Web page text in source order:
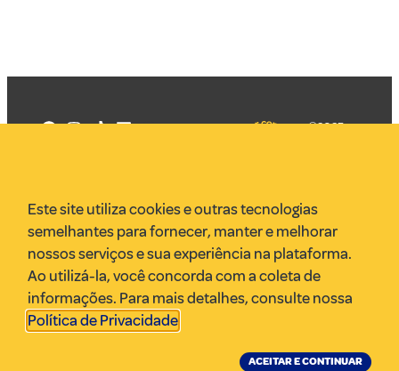
VR Assessoria
Parcerias
Envie uma pauta
Anuncie
©2025
Este site utiliza cookies e outras tecnologias
semelhantes para fornecer, manter e melhorar
nossos serviços e sua experiência na plataforma.
Ao utilizá-la, você concorda com a coleta de
informações. Para mais detalhes, consulte nossa
Política de Privacidade.
ACEITAR E CONTINUAR